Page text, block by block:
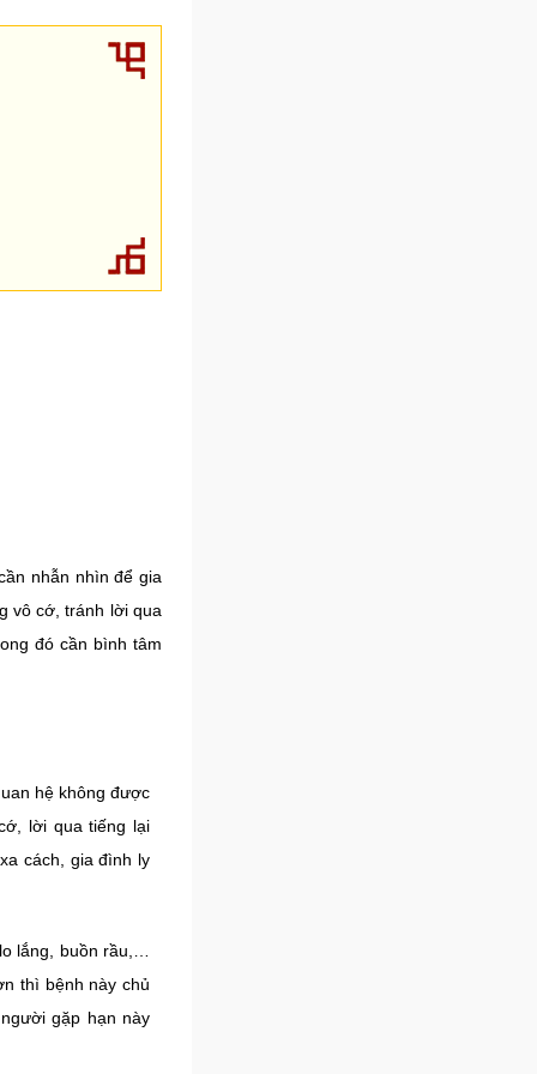
nhẫn nhìn để gia
vô cớ, tránh lời qua
đó cần bình tâm
hệ không được
lời qua tiếng lại
cách, gia đình ly
lắng, buồn rầu,…
thì bệnh này chủ
gặp hạn này